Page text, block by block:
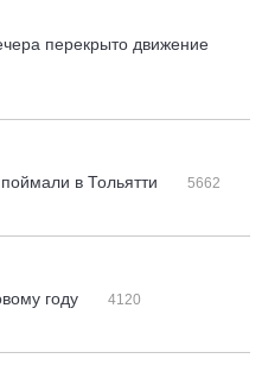
перекрыто движение
в Тольятти
5662
году
4120